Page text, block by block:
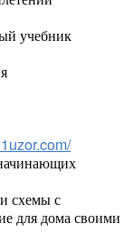
учебник
схемы с
для дома своими